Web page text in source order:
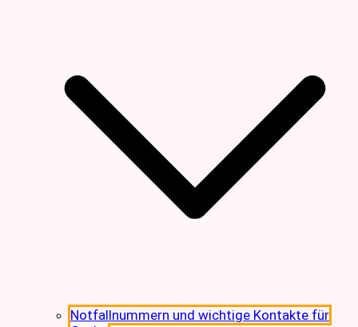
Notfallnummern und wichtige Kontakte für